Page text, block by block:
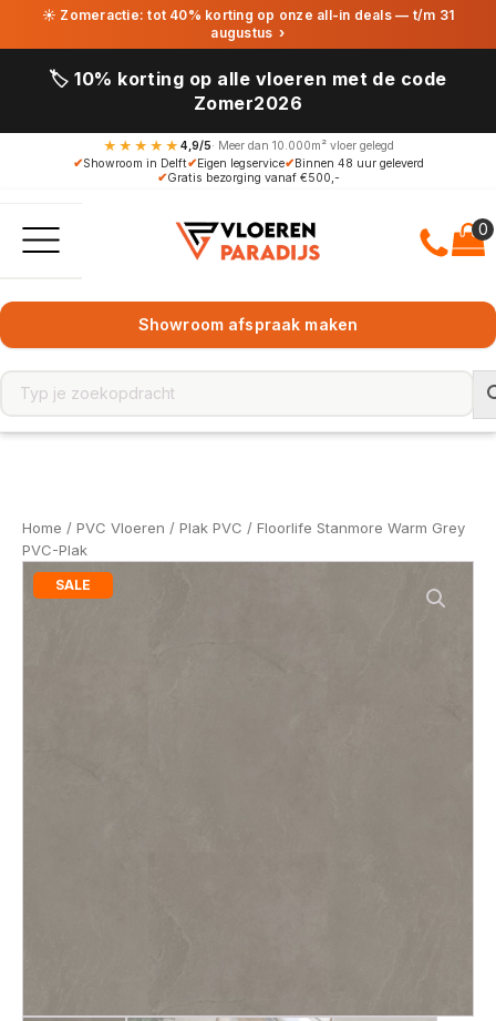
☀ Zomeractie: tot 40% korting op onze all-in deals — t/m 31
augustus ›
🏷️ 10% korting op alle vloeren met de code
Zomer2026
★★★★★ 4,9/5· Meer dan 10.000m² vloer gelegd
✔Showroom in Delft✔Eigen legservice✔Binnen 48 uur geleverd
✔Gratis bezorging vanaf €500,-
Showroom afspraak maken
Home / PVC Vloeren / Plak PVC / Floorlife Stanmore Warm Grey
PVC-Plak
SALE